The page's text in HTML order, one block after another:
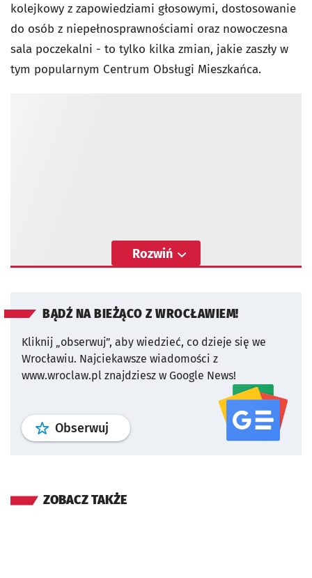
kolejkowy z zapowiedziami głosowymi, dostosowanie
do osób z niepełnosprawnościami oraz nowoczesna
sala poczekalni - to tylko kilka zmian, jakie zaszły w
tym popularnym Centrum Obsługi Mieszkańca.
Rozwiń
BĄDŹ NA BIEŻĄCO Z WROCŁAWIEM!
Kliknij „obserwuj”, aby wiedzieć, co dzieje się we
Wrocławiu. Najciekawsze wiadomości z
www.wroclaw.pl znajdziesz w Google News!
Obserwuj profil serwisu
ZOBACZ TAKŻE